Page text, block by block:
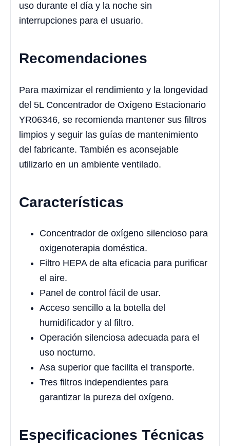
uso durante el día y la noche sin
interrupciones para el usuario.
Recomendaciones
Para maximizar el rendimiento y la longevidad
del 5L Concentrador de Oxígeno Estacionario
YR06346, se recomienda mantener sus filtros
limpios y seguir las guías de mantenimiento
del fabricante. También es aconsejable
utilizarlo en un ambiente ventilado.
Características
Concentrador de oxígeno silencioso para
oxigenoterapia doméstica.
Filtro HEPA de alta eficacia para purificar
el aire.
Panel de control fácil de usar.
Acceso sencillo a la botella del
humidificador y al filtro.
Operación silenciosa adecuada para el
uso nocturno.
Asa superior que facilita el transporte.
Tres filtros independientes para
garantizar la pureza del oxígeno.
Especificaciones Técnicas